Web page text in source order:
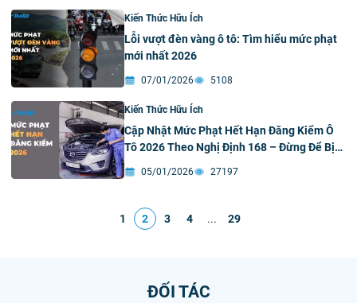
Kiến Thức Hữu Ích
Lỗi vượt đèn vàng ô tô: Tìm hiểu mức phạt
mới nhất 2026
07/01/2026 5108
Kiến Thức Hữu Ích
Cập Nhật Mức Phạt Hết Hạn Đăng Kiểm Ô
Tô 2026 Theo Nghị Định 168 – Đừng Để Bị
05/01/2026 27197
1 2 3 4 ... 29
ĐỐI TÁC